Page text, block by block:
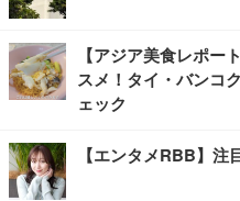
【アジア美食レポー
スメ！タイ・バンコ
ェック
【エンタメRBB】